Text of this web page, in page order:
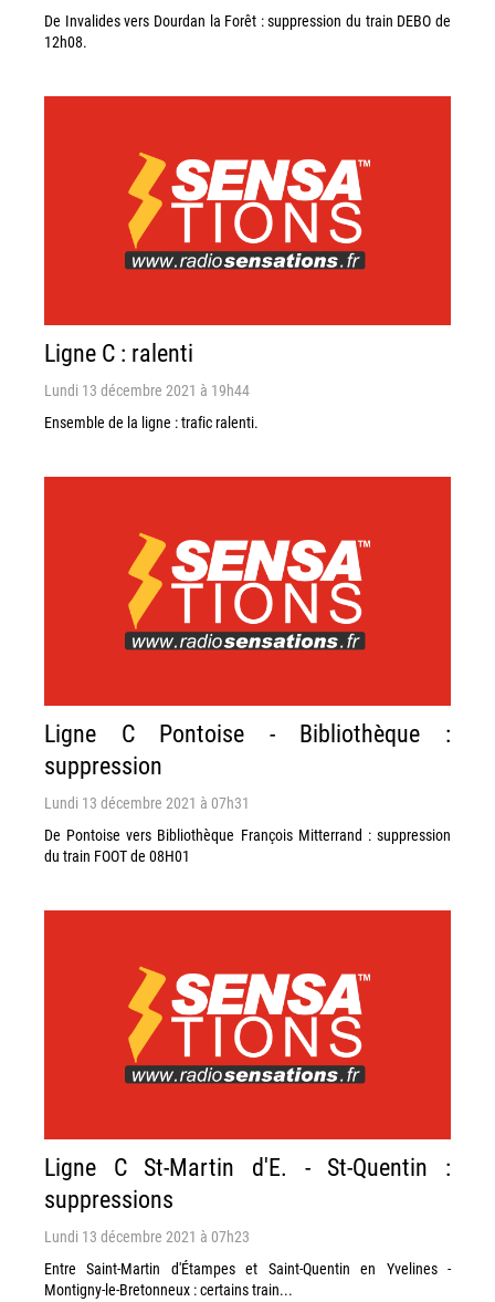
De Invalides vers Dourdan la Forêt : suppression du train DEBO de
12h08.
Ligne C : ralenti
Lundi 13 décembre 2021 à 19h44
Ensemble de la ligne : trafic ralenti.
Ligne C Pontoise - Bibliothèque :
suppression
Lundi 13 décembre 2021 à 07h31
De Pontoise vers Bibliothèque François Mitterrand : suppression
du train FOOT de 08H01
Ligne C St-Martin d'E. - St-Quentin :
suppressions
Lundi 13 décembre 2021 à 07h23
Entre Saint-Martin d'Étampes et Saint-Quentin en Yvelines -
Montigny-le-Bretonneux : certains train...